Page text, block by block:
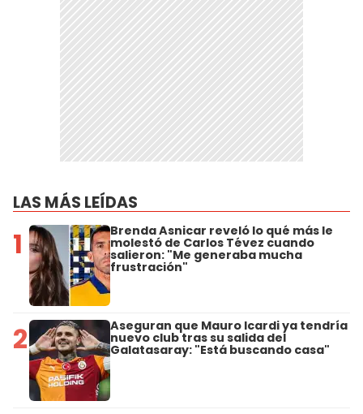
LAS MÁS LEÍDAS
1 Brenda Asnicar reveló lo qué más le
molestó de Carlos Tévez cuando
salieron: "Me generaba mucha
frustración"
2 Aseguran que Mauro Icardi ya tendría
nuevo club tras su salida del
Galatasaray: "Está buscando casa"